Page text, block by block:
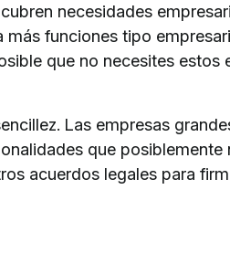
necesidades
funciones tipo
que no necesites estos
Las empresas
que posiblemente
acuerdos legales para